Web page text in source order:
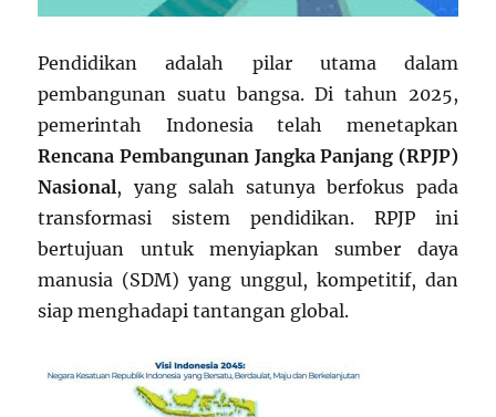
Pendidikan adalah pilar utama dalam
pembangunan suatu bangsa. Di tahun 2025,
pemerintah Indonesia telah menetapkan
Rencana Pembangunan Jangka Panjang (RPJP)
Nasional, yang salah satunya berfokus pada
transformasi sistem pendidikan. RPJP ini
bertujuan untuk menyiapkan sumber daya
manusia (SDM) yang unggul, kompetitif, dan
siap menghadapi tantangan global.